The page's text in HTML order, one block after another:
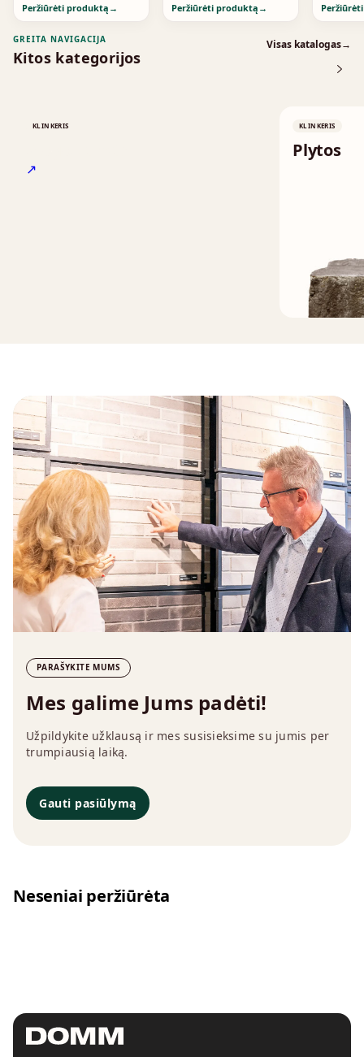
Peržiūrėti produktą → Peržiūrėti produktą →
GREITA NAVIGACIJA
Kitos kategorijos
Visas katalogas→
KLINKERIS
↗
KLINKERIS
Plytos
PARAŠYKITE MUMS
Mes galime Jums padėti!
Užpildykite užklausą ir mes susisieksime su jumis per
trumpiausią laiką.
Gauti pasiūlymą
Neseniai peržiūrėta